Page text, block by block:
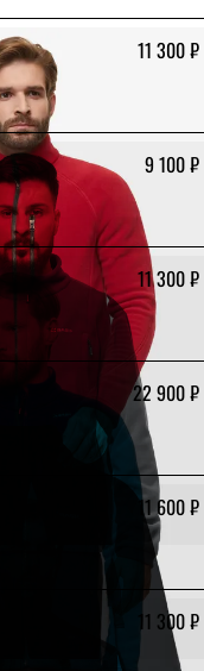
11 300 ₽
9 100 ₽
11 300 ₽
22 900 ₽
11 600 ₽
11 300 ₽